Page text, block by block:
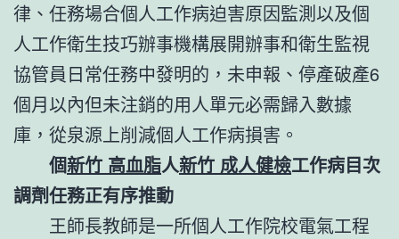
律、任務場合個人工作病迫害原因監測以及個
人工作衛生技巧辦事機構展開辦事和衛生監視
協管員日常任務中發明的，未申報、停產破產6
個月以內但未注銷的用人單元必需歸入數據
庫，從泉源上削減個人工作病損害。
個新竹 高血脂人新竹 成人健檢工作病目次
調劑任務正有序推動
王師長教師是一所個人工作院校電氣工程